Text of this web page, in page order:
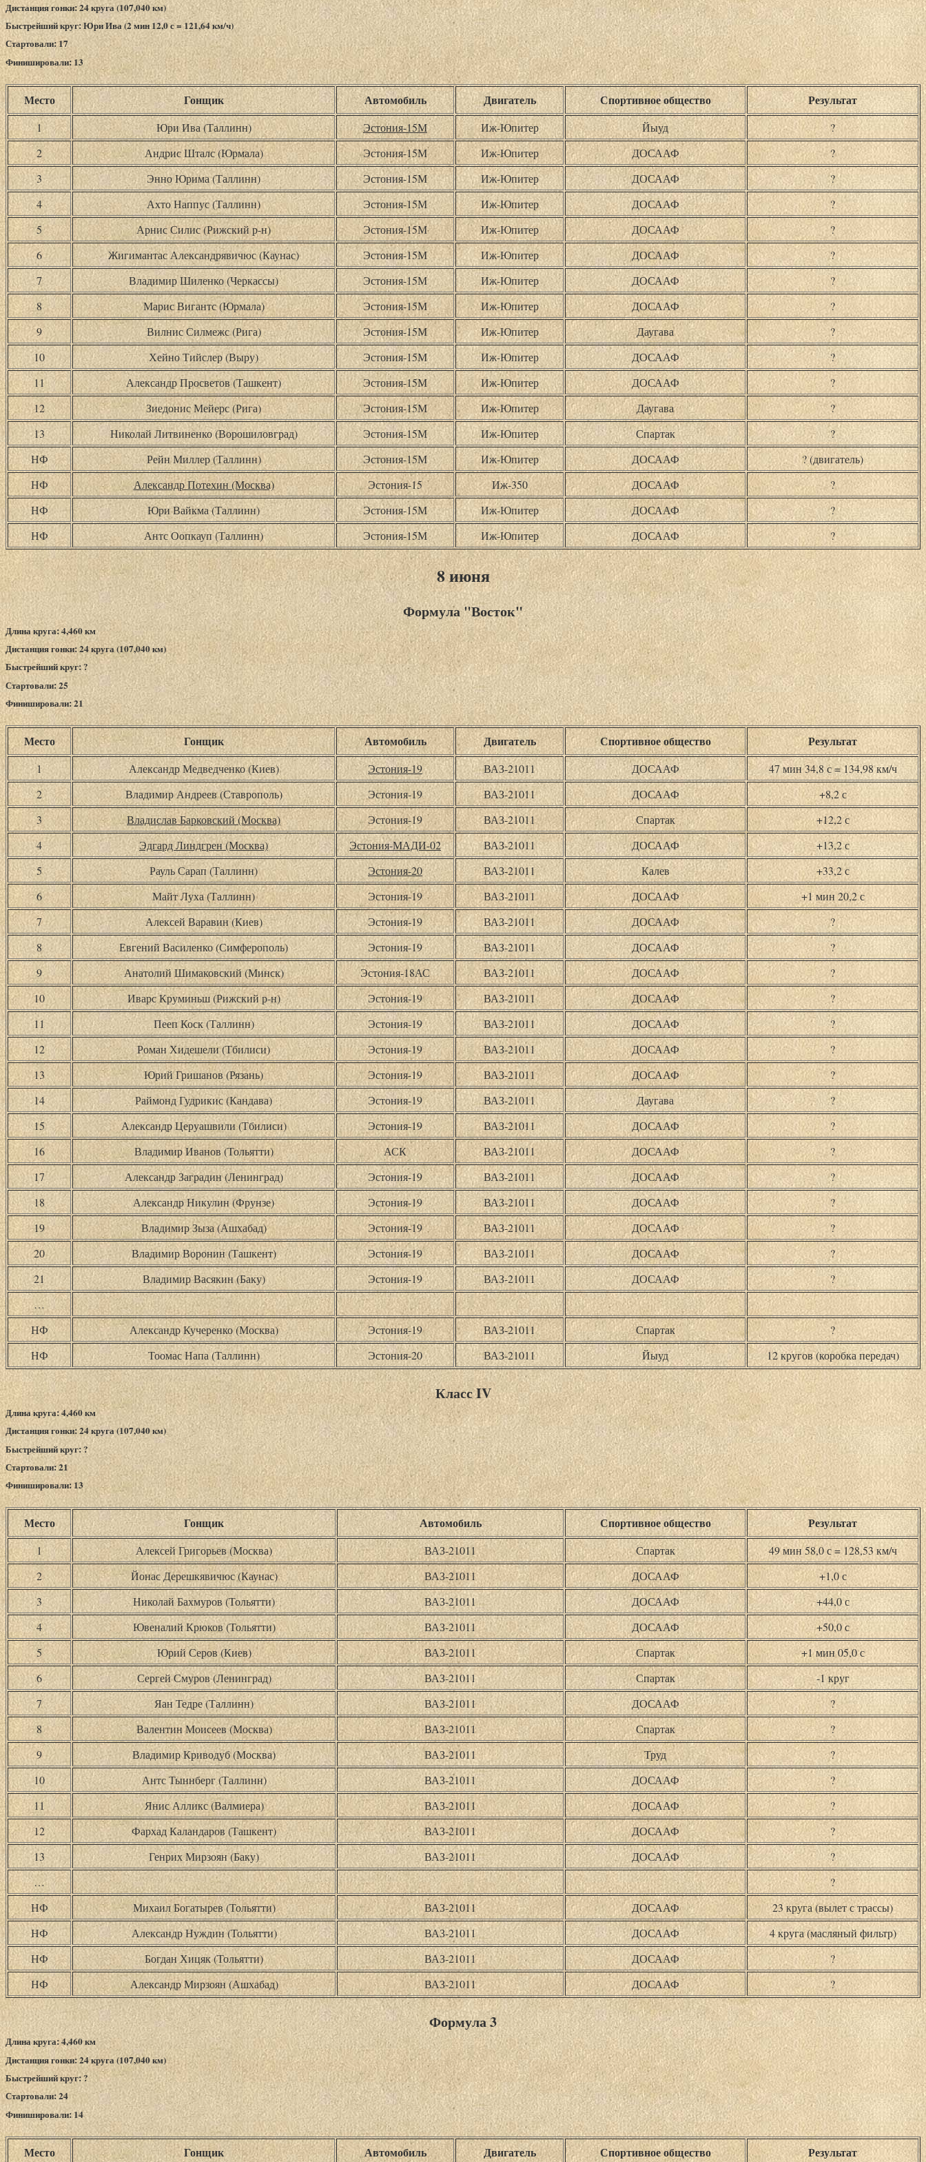
Дистанция гонки: 24 круга (107,040 км)
Быстрейший круг: Юри Ива (2 мин 12,0 с = 121,64 км/ч)
Стартовали: 17
Финишировали: 13
Место Гонщик Автомобиль Двигатель Спортивное общество Результат
1 Юри Ива (Таллинн) Эстония-15М Иж-Юпитер Йыуд
?
2
Андрис Шталс (Юрмала) Эстония-15М Иж-Юпитер ДОСААФ
?
3
Энно Юрима (Таллинн) Эстония-15М Иж-Юпитер ДОСААФ
?
4
Ахто Наппус (Таллинн) Эстония-15М Иж-Юпитер ДОСААФ
?
5
Арнис Силис (Рижский р-н) Эстония-15М Иж-Юпитер ДОСААФ
?
6
Жигимантас Александрявичюс (Каунас) Эстония-15М Иж-Юпитер ДОСААФ
?
7
Владимир Шиленко (Черкассы) Эстония-15М Иж-Юпитер ДОСААФ
?
8
Марис Вигантс (Юрмала) Эстония-15М Иж-Юпитер ДОСААФ
?
9
Вилнис Силмежс (Рига) Эстония-15М Иж-Юпитер Даугава
?
10
Хейно Тийслер (Выру) Эстония-15М Иж-Юпитер ДОСААФ
?
11
Александр Просветов (Ташкент) Эстония-15М Иж-Юпитер ДОСААФ
?
12
Зиедонис Мейерс (Рига) Эстония-15М Иж-Юпитер Даугава
?
13
Николай Литвиненко (Ворошиловград) Эстония-15М Иж-Юпитер Спартак
?
НФ
Рейн Миллер (Таллинн) Эстония-15М Иж-Юпитер ДОСААФ
? (двигатель)
НФ
Александр Потехин (Москва) Эстония-15 Иж-350 ДОСААФ
?
НФ
Юри Вайкма (Таллинн) Эстония-15М Иж-Юпитер ДОСААФ
?
НФ
Антс Оопкауп (Таллинн) Эстония-15М Иж-Юпитер ДОСААФ ?
8 июня
Формула "Восток"
Длина круга: 4,460 км
Дистанция гонки: 24 круга (107,040 км)
Быстрейший круг: ?
Стартовали: 25
Финишировали: 21
Место Гонщик Автомобиль Двигатель Спортивное общество Результат
1 Александр Медведченко (Киев) Эстония-19 ВАЗ-21011 ДОСААФ
47 мин 34,8 с = 134,98 км/ч
2
Владимир Андреев (Ставрополь) Эстония-19 ВАЗ-21011 ДОСААФ
+8,2 с
3
Владислав Барковский (Москва) Эстония-19 ВАЗ-21011 Спартак
+12,2 с
4
Эдгард Линдгрен (Москва) Эстония-МАДИ-02 ВАЗ-21011 ДОСААФ
+13,2 с
5
Рауль Сарап (Таллинн) Эстония-20 ВАЗ-21011 Калев
+33,2 с
6
Майт Луха (Таллинн) Эстония-19 ВАЗ-21011 ДОСААФ
+1 мин 20,2 с
7
Алексей Варавин (Киев) Эстония-19 ВАЗ-21011 ДОСААФ
?
8
Евгений Василенко (Симферополь) Эстония-19 ВАЗ-21011 ДОСААФ
?
9
Анатолий Шимаковский (Минск) Эстония-18АС ВАЗ-21011 ДОСААФ
?
10
Иварс Круминьш (Рижский р-н) Эстония-19 ВАЗ-21011 ДОСААФ
?
11
Пееп Коск (Таллинн) Эстония-19 ВАЗ-21011 ДОСААФ
?
12
Роман Хидешели (Тбилиси) Эстония-19 ВАЗ-21011 ДОСААФ
?
13
Юрий Гришанов (Рязань) Эстония-19 ВАЗ-21011 ДОСААФ
?
14
Раймонд Гудрикис (Кандава) Эстония-19 ВАЗ-21011 Даугава
?
15
Александр Церуашвили (Тбилиси) Эстония-19 ВАЗ-21011 ДОСААФ
?
16
Владимир Иванов (Тольятти) АСК ВАЗ-21011 ДОСААФ
?
17
Александр Заградин (Ленинград) Эстония-19 ВАЗ-21011 ДОСААФ
?
18
Александр Никулин (Фрунзе) Эстония-19 ВАЗ-21011 ДОСААФ
?
19
Владимир Зыза (Ашхабад) Эстония-19 ВАЗ-21011 ДОСААФ
?
20
Владимир Воронин (Ташкент) Эстония-19 ВАЗ-21011 ДОСААФ
?
21
Владимир Васякин (Баку) Эстония-19 ВАЗ-21011 ДОСААФ
?
…
НФ
Александр Кучеренко (Москва) Эстония-19 ВАЗ-21011 Спартак
?
НФ
Тоомас Напа (Таллинн) Эстония-20 ВАЗ-21011 Йыуд 12 кругов (коробка передач)
Класс IV
Длина круга: 4,460 км
Дистанция гонки: 24 круга (107,040 км)
Быстрейший круг: ?
Стартовали: 21
Финишировали: 13
Место Гонщик Автомобиль Спортивное общество Результат
1 Алексей Григорьев (Москва) ВАЗ-21011 Спартак
49 мин 58,0 с = 128,53 км/ч
2
Йонас Дерешкявичюс (Каунас) ВАЗ-21011 ДОСААФ
+1,0 с
3
Николай Бахмуров (Тольятти) ВАЗ-21011 ДОСААФ
+44,0 с
4
Ювеналий Крюков (Тольятти) ВАЗ-21011 ДОСААФ
+50,0 с
5
Юрий Серов (Киев) ВАЗ-21011 Спартак
+1 мин 05,0 с
6
Сергей Смуров (Ленинград) ВАЗ-21011 Спартак
-1 круг
7
Яан Тедре (Таллинн) ВАЗ-21011 ДОСААФ
?
8
Валентин Моисеев (Москва) ВАЗ-21011 Спартак
?
9
Владимир Криводуб (Москва) ВАЗ-21011 Труд
?
10
Антс Тыннберг (Таллинн) ВАЗ-21011 ДОСААФ
?
11
Янис Алликс (Валмиера) ВАЗ-21011 ДОСААФ
?
12
Фархад Каландаров (Ташкент) ВАЗ-21011 ДОСААФ
?
13
Генрих Мирзоян (Баку) ВАЗ-21011 ДОСААФ
?
…
?
НФ
Михаил Богатырев (Тольятти) ВАЗ-21011 ДОСААФ
23 круга (вылет с трассы)
НФ
Александр Нуждин (Тольятти) ВАЗ-21011 ДОСААФ
4 круга (масляный фильтр)
НФ
Богдан Хицяк (Тольятти) ВАЗ-21011 ДОСААФ
?
НФ
Александр Мирзоян (Ашхабад) ВАЗ-21011 ДОСААФ ?
Формула 3
Длина круга: 4,460 км
Дистанция гонки: 24 круга (107,040 км)
Быстрейший круг: ?
Стартовали: 24
Финишировали: 14
Место Гонщик Автомобиль Двигатель Спортивное общество Результат